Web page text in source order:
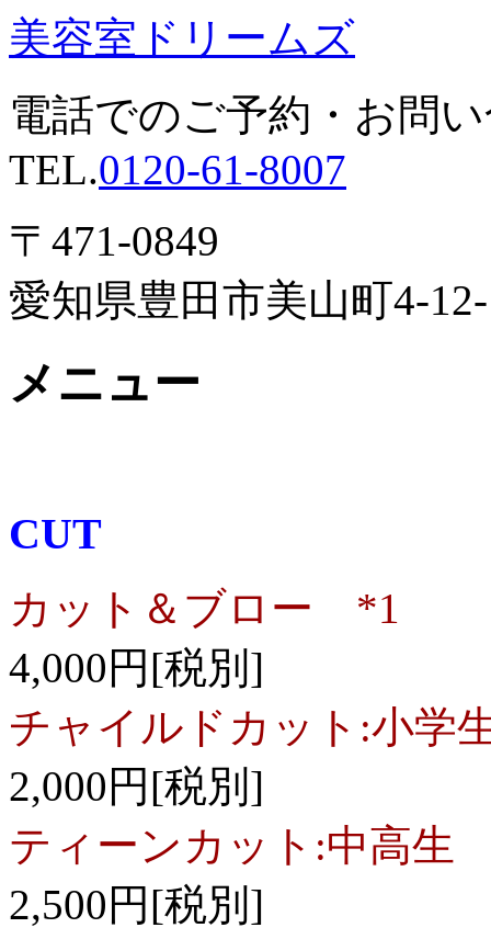
美容室ドリームズ
電話でのご予約・お問
TEL.0120-61-8007
〒471-0849
愛知県豊田市美山町4-
メニュー
CUT
カット＆ブロー *1
4,000円[税別]
チャイルドカット:小学
2,000円[税別]
ティーンカット:中高生
2,500円[税別]